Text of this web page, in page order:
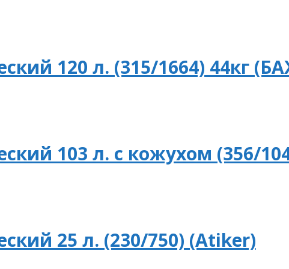
120 л. (315/1664) 44кг
103 л. с кожухом (356/
25 л. (230/750) (Atiker)